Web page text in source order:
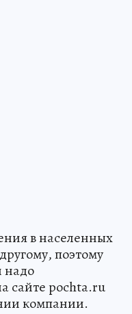
в населенных
поэтому
надо
сайте pochta.ru
компании.